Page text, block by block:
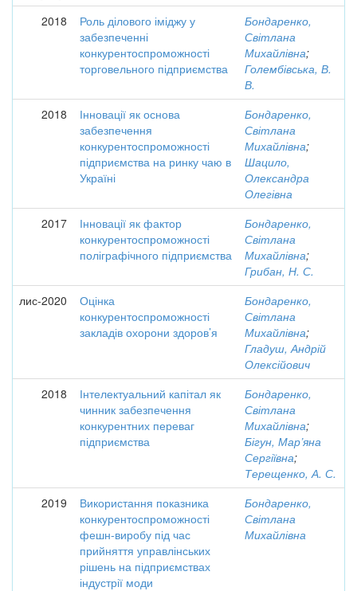
2018
Роль ділового іміджу у
забезпеченні
конкурентоспроможності
торговельного підприємства
Бондаренко,
Світлана
Михайлівна;
Голембівська, В.
В.
2018
Інновації як основа
забезпечення
конкурентоспроможності
підприємства на ринку чаю в
Україні
Бондаренко,
Світлана
Михайлівна;
Шацило,
Олександра
Олегівна
2017
Інновації як фактор
конкурентоспроможності
поліграфічного підприємства
Бондаренко,
Світлана
Михайлівна;
Грибан, Н. С.
лис-2020
Оцінка
конкурентоспроможності
закладів охорони здоров’я
Бондаренко,
Світлана
Михайлівна;
Гладуш, Андрій
Олексійович
2018
Інтелектуальний капітал як
чинник забезпечення
конкурентних переваг
підприємства
Бондаренко,
Світлана
Михайлівна;
Бігун, Мар’яна
Сергіївна;
Терещенко, А. С.
2019
Використання показника
конкурентоспроможності
фешн-виробу під час
прийняття управлінських
рішень на підприємствах
індустрії моди
Бондаренко,
Світлана
Михайлівна